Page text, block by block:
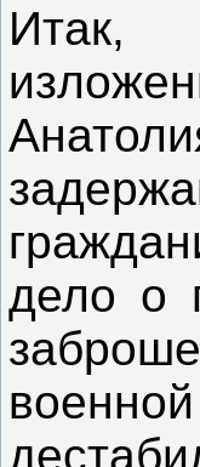
Итак,
дело о